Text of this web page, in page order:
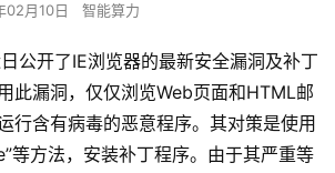
02月10日 智能算力
了IE浏览器的最新安全漏洞及补丁
此漏洞，仅仅浏览Web页面和HTML邮
行含有病毒的恶意程序。其对策是使用
等方法，安装补丁程序。由于其严重等